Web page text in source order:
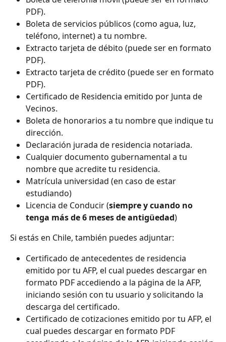
PDF).
Boleta de servicios públicos (como agua, luz,
teléfono, internet) a tu nombre.
Extracto tarjeta de débito (puede ser en formato
PDF).
Extracto tarjeta de crédito (puede ser en formato
PDF).
Certificado de Residencia emitido por Junta de
Vecinos.
Boleta de honorarios a tu nombre que indique tu
dirección.
Declaración jurada de residencia notariada.
Cualquier documento gubernamental a tu
nombre que acredite tu residencia.
Matrícula universidad (en caso de estar
estudiando)
Licencia de Conducir (siempre y cuando no
tenga más de 6 meses de antigüedad)
Si estás en Chile, también puedes adjuntar:
Certificado de antecedentes de residencia
emitido por tu AFP, el cual puedes descargar en
formato PDF accediendo a la página de la AFP,
iniciando sesión con tu usuario y solicitando la
descarga del certificado.
Certificado de cotizaciones emitido por tu AFP, el
cual puedes descargar en formato PDF